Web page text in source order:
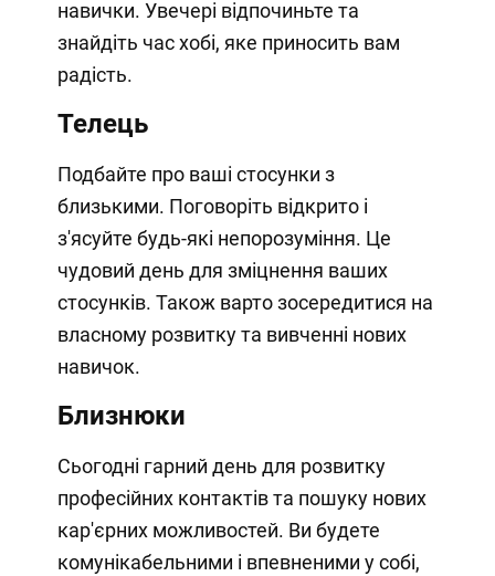
навички. Увечері відпочиньте та
знайдіть час хобі, яке приносить вам
радість.
Телець
Подбайте про ваші стосунки з
близькими. Поговоріть відкрито і
з'ясуйте будь-які непорозуміння. Це
чудовий день для зміцнення ваших
стосунків. Також варто зосередитися на
власному розвитку та вивченні нових
навичок.
Близнюки
Сьогодні гарний день для розвитку
професійних контактів та пошуку нових
кар'єрних можливостей. Ви будете
комунікабельними і впевненими у собі,